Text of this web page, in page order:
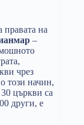
на
–
чрез
този начин,
църкви са
други, е